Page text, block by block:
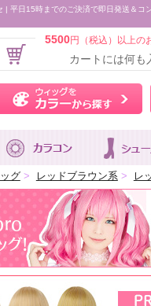
| 平日15時までのご決済で即日発送＆コ
5500円（税込）以上の
カートには何も
グ > レッドブラウン系 > レ